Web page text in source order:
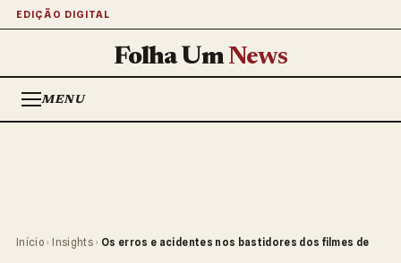
EDIÇÃO DIGITAL
Folha UmNews
MENU
Início › Insights › Os erros e acidentes nos bastidores dos filmes de